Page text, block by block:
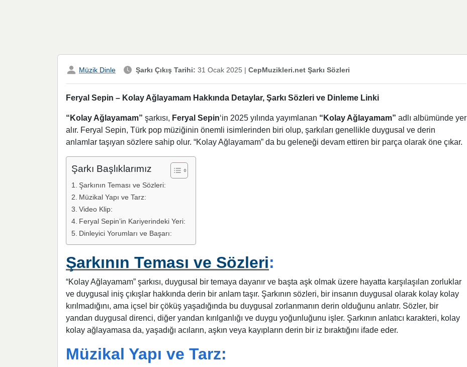
Müzik Dinle Şarkı Çıkış Tarihi: 31 Ocak 2025 | CepMuzikleri.net Şarkı Sözleri
Feryal Sepin – Kolay Ağlayamam Hakkında Detaylar, Şarkı Sözleri ve Dinleme Linki
“Kolay Ağlayamam” şarkısı, Feryal Sepin‘in 2025 yılında yayımlanan “Kolay Ağlayamam” adlı albümünde yer
alır. Feryal Sepin, Türk pop müziğinin önemli isimlerinden biri olup, şarkıları genellikle duygusal ve derin
anlamlar taşıyan sözlere sahip olur. “Kolay Ağlayamam” da bu geleneği devam ettiren bir parça olarak öne çıkar.
Şarkı Başlıklarımız
Şarkının Teması ve Sözleri:
Müzikal Yapı ve Tarz:
Video Klip:
Feryal Sepin’in Kariyerindeki Yeri:
Dinleyici Yorumları ve Başarı:
Şarkının Teması ve Sözleri:
“Kolay Ağlayamam” şarkısı, duygusal bir temaya dayanır ve başta aşk olmak üzere hayatta karşılaşılan zorluklar
ve duygusal iniş çıkışlar hakkında derin bir anlam taşır. Şarkının sözleri, bir insanın duygusal olarak kolay kolay
kırılmadığını, ama içsel bir çöküş yaşadığında bu duygusal zorlanmanın derin olduğunu anlatır. Sözler, bir
yandan duygusal direnci, diğer yandan kırılganlığı ve duygu yoğunluğunu işler. Şarkının anlatıcı karakteri, kolay
kolay ağlayamasa da, yaşadığı acıların, aşkın veya kayıpların derin bir iz bıraktığını ifade eder.
Müzikal Yapı ve Tarz: